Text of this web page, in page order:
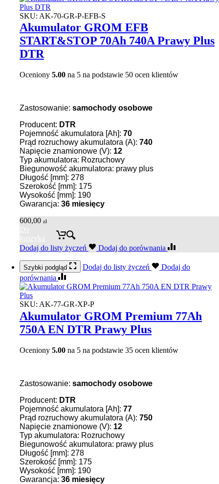
SKU: AK-70-GR-P-EFB-S
Akumulator GROM EFB
START&STOP 70Ah 740A Prawy Plus
DTR
Oceniony 5.00 na 5 na podstawie 50 ocen klientów
Zastosowanie: samochody osobowe
Producent: DTR
Pojemność akumulatora [Ah]: 70
Prąd rozruchowy akumulatora (A): 740
Napięcie znamionowe (V): 12
Typ akumulatora: Rozruchowy
Biegunowość akumulatora: prawy plus
Długość [mm]: 278
Szerokość [mm]: 175
Wysokość [mm]: 190
Gwarancja: 36 miesięcy
600,00 zł
Do
koszyka
Dodaj do listy życzeń
Dodaj do porównania
Szybki podgląd Dodaj do listy życzeń
Dodaj do
porównania
SKU: AK-77-GR-XP-P
Akumulator GROM Premium 77Ah
750A EN DTR Prawy Plus
Oceniony 5.00 na 5 na podstawie 35 ocen klientów
Zastosowanie: samochody osobowe
Producent: DTR
Pojemność akumulatora [Ah]: 77
Prąd rozruchowy akumulatora (A): 750
Napięcie znamionowe (V): 12
Typ akumulatora: Rozruchowy
Biegunowość akumulatora: prawy plus
Długość [mm]: 278
Szerokość [mm]: 175
Wysokość [mm]: 190
Gwarancja: 36 miesięcy